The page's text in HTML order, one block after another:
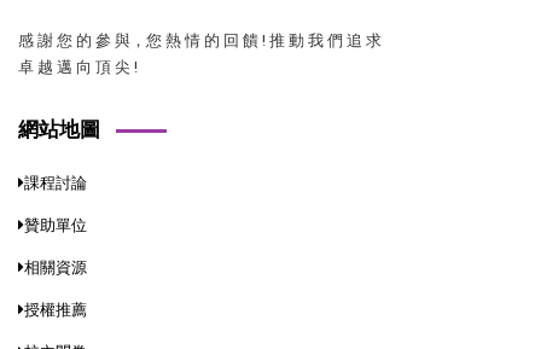
感 謝 您 的 參 與，您 熱 情 的 回 饋 ! 推 動 我 們 追 求
卓 越 邁 向 頂 尖 !
網站地圖
課程討論
贊助單位
相關資源
授權推薦